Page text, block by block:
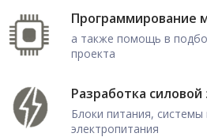
Программирование
а также помощь в
проекта
Разработка
Блоки питания, системы
электропитания